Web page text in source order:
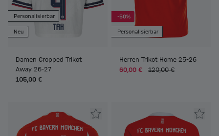
Personalisierbar
Neu
Damen Cropped Trikot
Away 26-27
105,00 €
-50%
Personalisierbar
Herren Trikot Home 25-26
60,00 €
120,00 €